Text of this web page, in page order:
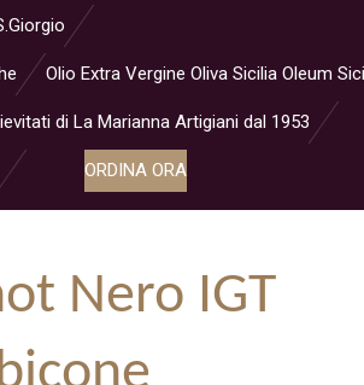
Olio Extra Vergine Oliva Sicilia Oleum
di La Marianna Artigiani dal 1953
ORDINA ORA
Nero IGT